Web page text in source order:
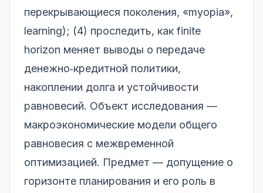
перекрывающиеся поколения, «myopia»,
learning); (4) проследить, как finite
horizon меняет выводы о передаче
денежно‑кредитной политики,
накоплении долга и устойчивости
равновесий. Объект исследования —
макроэкономические модели общего
равновесия с межвременной
оптимизацией. Предмет — допущение о
горизонте планирования и его роль в